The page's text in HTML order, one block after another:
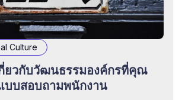
Culture
ยวกับวัฒนธรรมองค์กรที่คุณ
บบสอบถามพนักงาน